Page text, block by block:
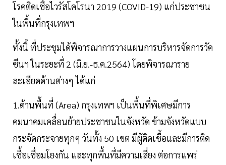
โรคติดเชื้อไวรัสโคโรนา 2019 (COVID-19) แก่ประชาชน
ในพื้นที่กรุงเทพฯ
ทั้งนี้ ที่ประชุมได้พิจารณาการวางแผนการบริหารจัดการวัค
ซีนฯ ในระยะที่ 2 (มิ.ย.-ธ.ค.2564) โดยพิจารณาราย
ละเอียดด้านต่างๆ ได้แก่
1.ด้านพื้นที่ (Area) กรุงเทพฯ เป็นพื้นที่พิเศษมีการ
คมนาคมเคลื่อนย้ายประชาชนในจังหวัด ข้ามจังหวัดแบบ
กระจัดกระจายทุกๆ วันทั้ง 50 เขต มีผู้ติดเชื้อและมีการติด
เชื้อเชื่อมโยงกัน และทุกพื้นที่มีความเสี่ยง ต่อการแพร่